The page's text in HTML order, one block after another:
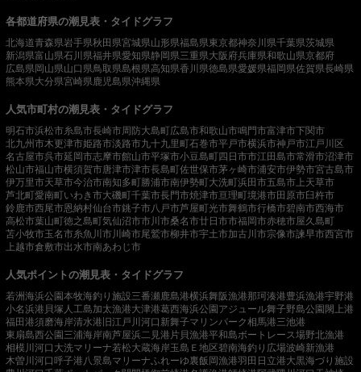
各都道府県の潮見表・タイドグラフ
北海道青森県岩手県秋田県宮城県山形県福島県東京都神奈川県千葉県茨城県
新潟県富山県石川県福井県愛知県静岡県三重県大阪府兵庫県和歌山県京都府
広島県岡山県山口県鳥取県島根県高知県香川県徳島県愛媛県福岡県佐賀県長崎県
熊本県大分県宮崎県 鹿児島県沖縄県
人気市町村の潮見表・タイドグラフ
明石市浜松市糸島市長崎市周防大島町広島市和歌山市鳴門市富津市下関市
北九州市木更津市姫路市淡路市九十九里町石巻市平戸市横浜市神戸市江戸川区
名古屋市呉市延岡市志摩市館山市平塚市小豆島町四日市市江田島市常滑市沼津市
松山市福山市横須賀市唐津市津市長島町佐世保市茅ヶ崎市浦安市伊勢市宮古島市
伊万里市天草市今治市南知多町勝浦市南伊勢町大洗町浜田市五島市 上天草市
芦北町愛南町いわき市大磯町千葉市長門市焼津市亘理町境港市田原市臼杵市
鈴鹿市西尾市恩納村仙台市銚子市八戸市芦屋町光市舞鶴市行橋市碧南市西海市
高松市葉山町徳之島町気仙沼市市川市桑名市廿日市市福岡市赤穂市屋久島町
苫小牧市玉名市糸魚川市 川崎市尾鷲市柳井市宇土市加古川市宗像市諫早市西宮市
上越市倉敷市出水市南あわじ市
人気ポイントの潮見表・タイドグラフ
若洲海浜公園本牧海釣り施設三番瀬 鹿島港横浜舞阪漁港那珂湊港豊浜漁港宇野港
小名浜港 貝塚人工島加太漁港大津港葛西海浜公園アジュール舞子野島公園閖上港
福田港須磨海岸清水港 旧江戸川河口 新舞子マリンパーク相馬港三池港
東扇島西公園三浦海岸南芦屋浜二見港 片貝漁港平和島ボートレース場野北漁港
相模川河口 大洗マリーナ若松大蔵海岸玉島Ｅ地区碧南海釣り広場波崎新漁港
木曽川河口呼子港 八景島マリーナふれーゆ裏飯岡漁港羽田 日立港大黒海づり施設